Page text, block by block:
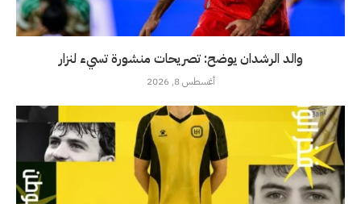
والد الرشدان يوضح: تصريحات منشورة تسيء لنزار
أغسطس 8, 2026